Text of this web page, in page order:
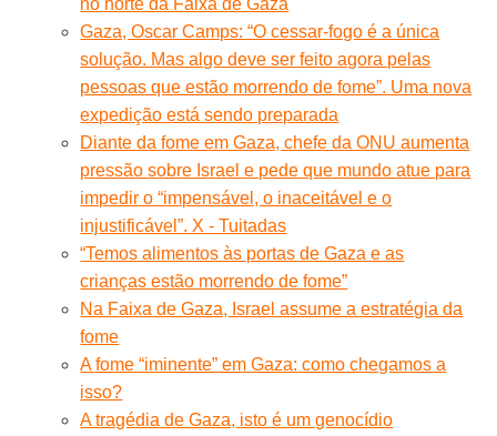
Gaza, Oscar Camps: “O cessar-fogo é a única
solução. Mas algo deve ser feito agora pelas
pessoas que estão morrendo de fome”. Uma nova
expedição está sendo preparada
Diante da fome em Gaza, chefe da ONU aumenta
pressão sobre Israel e pede que mundo atue para
impedir o “impensável, o inaceitável e o
injustificável”. X - Tuitadas
“Temos alimentos às portas de Gaza e as
crianças estão morrendo de fome”
Na Faixa de Gaza, Israel assume a estratégia da
fome
A fome “iminente” em Gaza: como chegamos a
isso?
A tragédia de Gaza, isto é um genocídio